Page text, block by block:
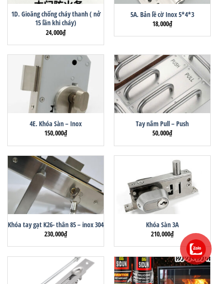
1D. Gioăng chống cháy thanh ( nở
15 lần khi cháy)
24,000₫
5A. Bản lề cờ Inox 5*4*3
18,000₫
4E. Khóa Sàn – Inox
150,000₫
Tay nắm Pull – Push
50,000₫
Khóa tay gạt K26- thân 85 – inox 304
230,000₫
Khóa Sàn 3A
210,000₫